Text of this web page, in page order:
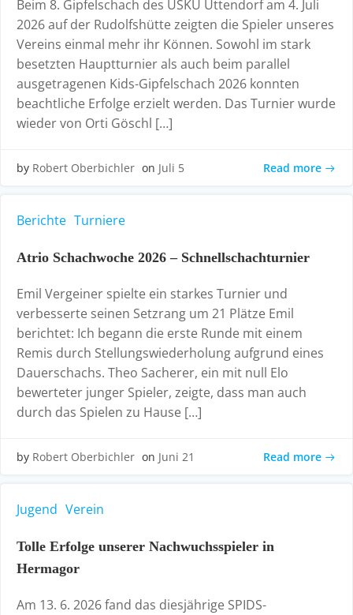
Beim 8. Gipfelschach des USKU Uttendorf am 4. Juli
2026 auf der Rudolfshütte zeigten die Spieler unseres
Vereins einmal mehr ihr Können. Sowohl im stark
besetzten Hauptturnier als auch beim parallel
ausgetragenen Kids-Gipfelschach 2026 konnten
beachtliche Erfolge erzielt werden. Das Turnier wurde
wieder von Orti Göschl […]
by Robert Oberbichler on Juli 5 Read more
Berichte Turniere
Atrio Schachwoche 2026 – Schnellschachturnier
Emil Vergeiner spielte ein starkes Turnier und
verbesserte seinen Setzrang um 21 Plätze Emil
berichtet: Ich begann die erste Runde mit einem
Remis durch Stellungswiederholung aufgrund eines
Dauerschachs. Theo Sacherer, ein mit null Elo
bewerteter junger Spieler, zeigte, dass man auch
durch das Spielen zu Hause […]
by Robert Oberbichler on Juni 21 Read more
Jugend Verein
Tolle Erfolge unserer Nachwuchsspieler in
Hermagor
Am 13. 6. 2026 fand das diesjährige SPIDS-